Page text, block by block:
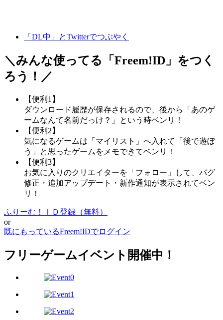
「DL中」とTwitterでつぶやく
＼みんな使ってる「 Freem!ID 」をつく
ろう！／
【便利1】
ダウンロード履歴が保存されるので、後から「あのゲ
ームなんて名前だっけ？」という時ベンリ！
【便利2】
気になるゲームは「マイリスト」へ入れて「後で遊ぼ
う」と思ったゲームをメモできてベンリ！
【便利3】
お気に入りのクリエイターを「フォロー」して、バグ
修正・追加アップデート・新作通知が表示されてベン
リ！
ふりーむ！ＩＤ登録（無料）
or
既にもっているFreem!IDでログイン
フリーゲームイベント開催中！